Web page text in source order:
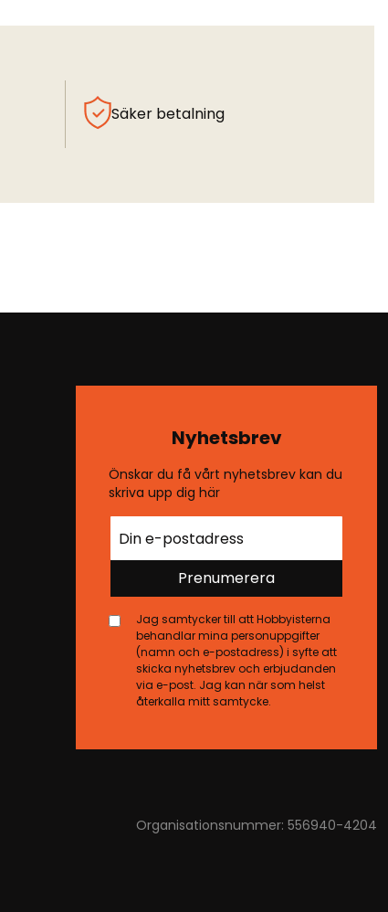
Säker betalning
Nyhetsbrev
Önskar du få vårt nyhetsbrev kan du
skriva upp dig här
Prenumerera
Jag samtycker till att Hobbyisterna
behandlar mina personuppgifter
(namn och e-postadress) i syfte att
skicka nyhetsbrev och erbjudanden
via e-post. Jag kan när som helst
återkalla mitt samtycke.
Organisationsnummer: 556940-4204